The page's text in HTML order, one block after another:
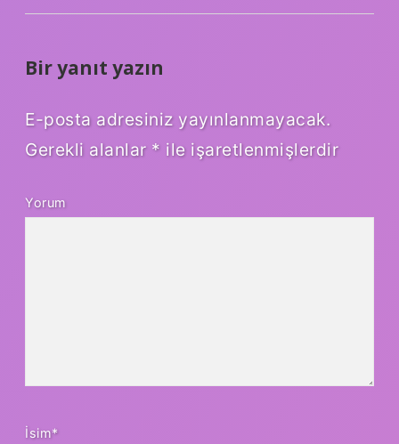
Bir yanıt yazın
E-posta adresiniz yayınlanmayacak.
Gerekli alanlar * ile işaretlenmişlerdir
Yorum
İsim*